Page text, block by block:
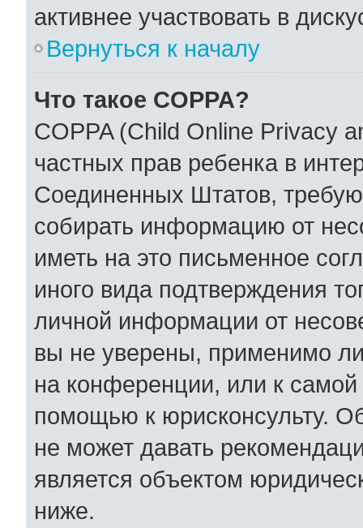
активнее участвовать в
Вернуться к началу
Что такое COPPA?
COPPA (Child Online Privacy
частных прав ребенка в
Соединенных Штатов,
собирать информацию от
иметь на это письменное
иного вида подтверждения
личной информации от
вы не уверены, применимо
на конференции, или к
помощью к юрисконсульту.
не может давать
является объектом
ниже.